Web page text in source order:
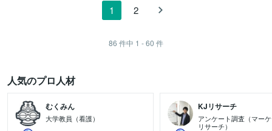
1 2
86 件中 1 - 60 件
人気のプロ人材
むくみん
大学教員（看護）
KJリサーチ
アンケート調査（マー
リサーチ）